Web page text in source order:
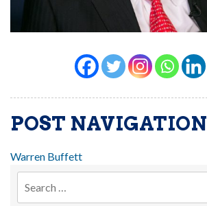
POST NAVIGATION
Warren Buffett